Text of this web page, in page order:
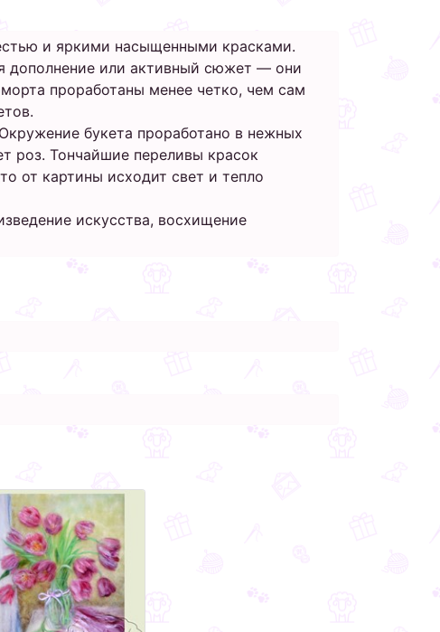
и яркими насыщенными красками.
дополнение или активный сюжет — они
проработаны менее четко, чем сам
букета проработано в нежных
роз. Тончайшие переливы красок
от картины исходит свет и тепло
искусства, восхищение